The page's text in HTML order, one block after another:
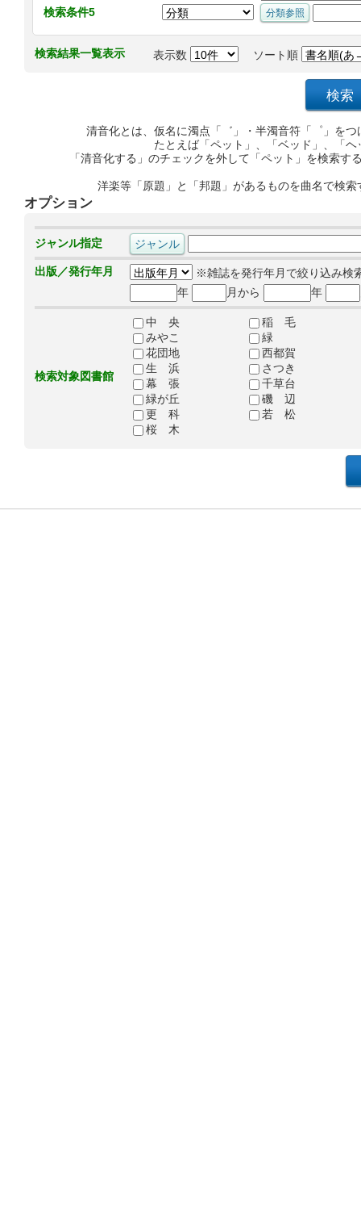
検索条件5
検索結果一覧表示 表示数 ソート順
清音化とは、仮名に濁点「゛」・半濁音符「゜」を
たとえば「ペット」、「ベッド」、「
「清音化する」のチェックを外して「ペット」を検索
洋楽等「原題」と「邦題」があるものを曲名で検
オプション
ジャンル指定
出版／発行年月
※雑誌を発行年月で絞り込み検
年
月から 年
検索対象図書館
中 央
稲 毛
みやこ
緑
花団地
西都賀
生 浜
さつき
幕 張
千草台
緑が丘
磯 辺
更 科
若 松
桜 木